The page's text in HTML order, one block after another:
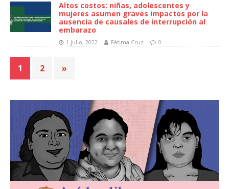
Altos costos: niñas, adolescentes y
mujeres asumen graves impactos por la
ausencia de causales de interrupción al
embarazo
1 julio, 2022 Fátima Cruz 0
1 2 »